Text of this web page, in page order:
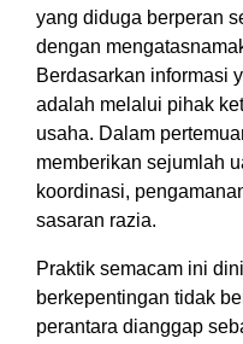
yang diduga berperan
dengan
Berdasarkan informasi
adalah melalui pihak
usaha. Dalam
memberikan sejumlah
koordinasi,
sasaran razia.
Praktik semacam ini
berkepentingan tidak
perantara dianggap